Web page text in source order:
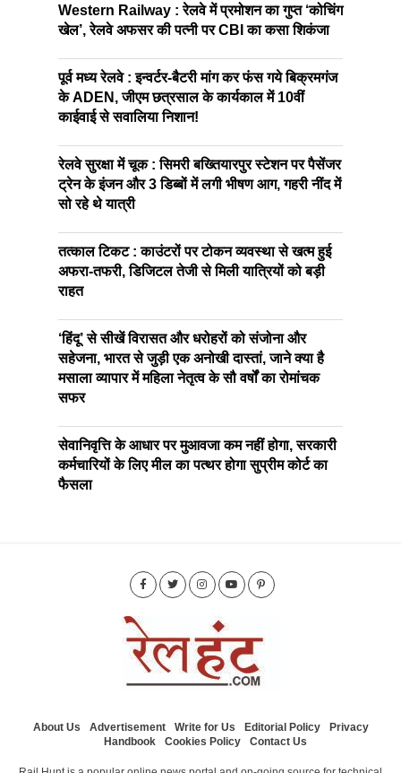
Western Railway : रेलवे में प्रमोशन का गुप्त ‘कोचिंग
खेल’, रेलवे अफसर की पत्नी पर CBI का कसा शिकंजा
पूर्व मध्य रेलवे : इन्वर्टर-बैटरी मांग कर फंस गये बिक्रमगंज
के ADEN, जीएम छत्रसाल के कार्यकाल में 10वीं
काईवाई से सवालिया निशान!
रेलवे सुरक्षा में चूक : सिमरी बख्तियारपुर स्टेशन पर पैसेंजर
ट्रेन के इंजन और 3 डिब्बों में लगी भीषण आग, गहरी नींद में
सो रहे थे यात्री
तत्काल टिकट : काउंटरों पर टोकन व्यवस्था से खत्म हुई
अफरा-तफरी, डिजिटल तेजी से मिली यात्रियों को बड़ी
राहत
‘हिंदू’ से सीखें विरासत और धरोहरों को संजोना और
सहेजना, भारत से जुड़ी एक अनोखी दास्तां, जाने क्या है
मसाला व्यापार में महिला नेतृत्व के सौ वर्षों का रोमांचक
सफर
सेवानिवृत्ति के आधार पर मुआवजा कम नहीं होगा, सरकारी
कर्मचारियों के लिए मील का पत्थर होगा सुप्रीम कोर्ट का
फैसला
About Us Advertisement Write for Us Editorial Policy
Privacy
Handbook
Cookies Policy Contact Us